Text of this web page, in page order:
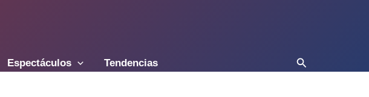
Espectáculos Tendencias Buscar